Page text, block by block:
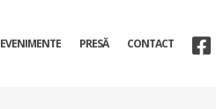
EVENIMENTE PRESĂ CONTACT